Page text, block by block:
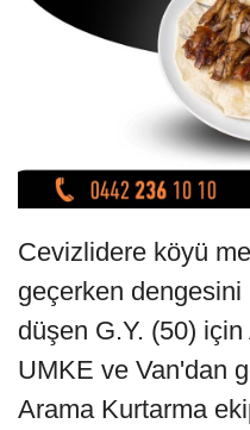
Cevizlidere köyü
geçerken
düşen G.Y. (50)
UMKE ve Van'dan
Arama Kurtarma